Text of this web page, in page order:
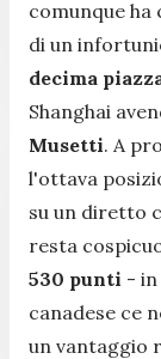
comunque ha
di un
decima
Shanghai
Musetti. A
l'ottava
su un diretto
resta
530 punti - in
canadese ce
un vantaggio